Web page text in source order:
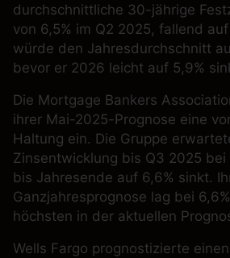
durchschnittliche 30-jährige
von 6,5% im Q2 2025, fallend
würde den Jahresdurchschnitt
bevor er 2026 leicht auf 5,9%
Die Mortgage Bankers
ihrer Mai-2025-Prognose eine
Haltung ein. Die Gruppe
Zinsentwicklung bis Q3 2025 bei
bis Jahresende auf 6,6% sinkt.
Ganzjahresprognose lag bei
höchsten in der aktuellen
Wells Fargo prognostizierte